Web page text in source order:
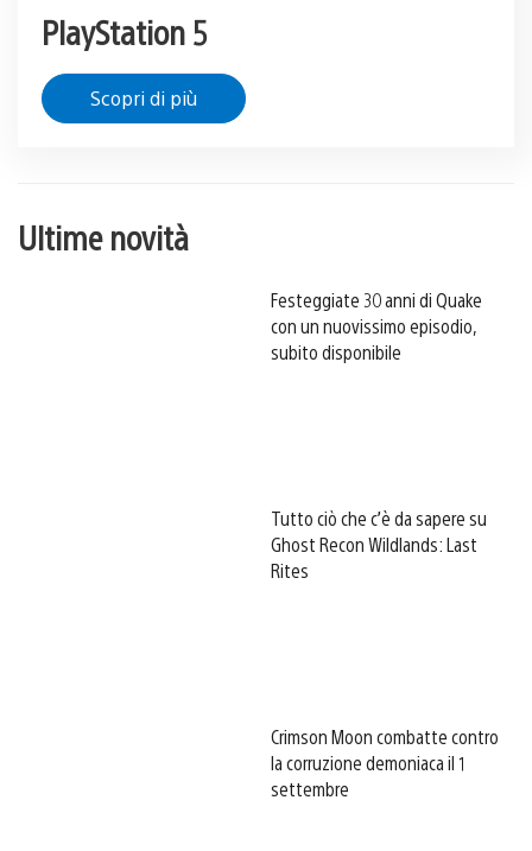
PlayStation 5
Scopri di più
Ultime novità
Festeggiate 30 anni di Quake
con un nuovissimo episodio,
subito disponibile
Tutto ciò che c’è da sapere su
Ghost Recon Wildlands: Last
Rites
Crimson Moon combatte contro
la corruzione demoniaca il 1
settembre